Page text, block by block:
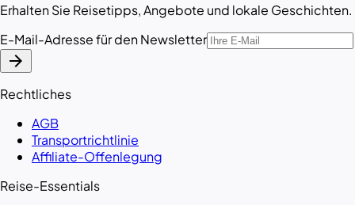
Erhalten Sie Reisetipps, Angebote und lokale Geschichten.
E-Mail-Adresse für den Newsletter
arrow_forward
Rechtliches
AGB
Transportrichtlinie
Affiliate-Offenlegung
Reise-Essentials